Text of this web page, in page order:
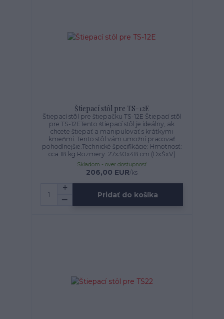
Štiepací stôl pre TS-12E
Štiepací stôl pre štiepačku TS-12E Štiepací stôl
pre TS-12ETento štiepací stôl je ideálny, ak
chcete štiepať a manipulovať s krátkymi
kmeňmi. Tento stôl vám umožní pracovať
pohodlnejšie.Technické špecifikácie: Hmotnosť:
cca 18 kg Rozmery: 27x30x48 cm (DxŠxV)
206,00 EUR/ks
Skladom - over dostupnosť
Pridať do košíka